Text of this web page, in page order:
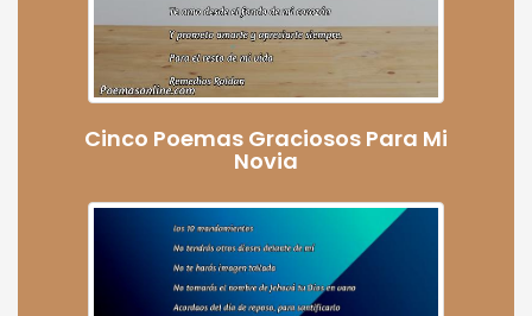
Cinco Poemas Graciosos Para Mi
Novia